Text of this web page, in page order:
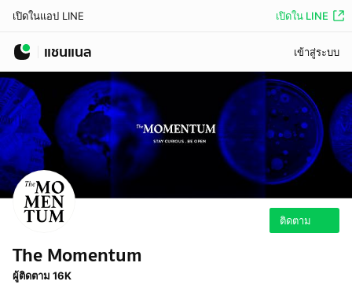
เปิดในแอป LINE เปิดใน LINE
แชนแนล เข้าสู่ระบบ
ติดตาม
The Momentum
ผู้ติดตาม 16K